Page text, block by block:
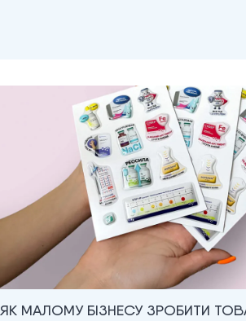
ЯК МАЛОМУ БІЗНЕСУ ЗРОБИТИ